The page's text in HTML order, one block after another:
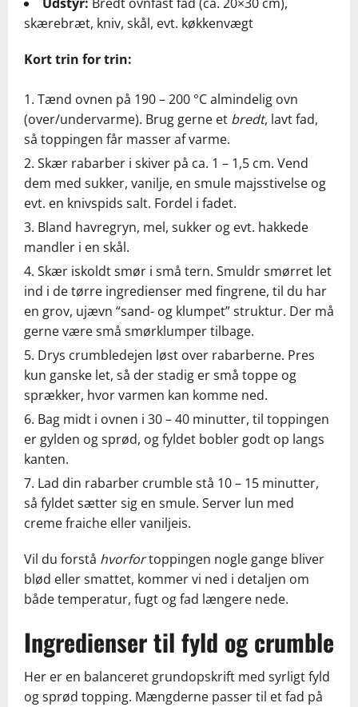
Udstyr: Bredt ovnfast fad (ca. 20×30 cm),
skærebræt, kniv, skål, evt. køkkenvægt
Kort trin for trin:
Tænd ovnen på 190 – 200 °C almindelig ovn
(over/undervarme). Brug gerne et bredt, lavt fad,
så toppingen får masser af varme.
Skær rabarber i skiver på ca. 1 – 1,5 cm. Vend
dem med sukker, vanilje, en smule majsstivelse og
evt. en knivspids salt. Fordel i fadet.
Bland havregryn, mel, sukker og evt. hakkede
mandler i en skål.
Skær iskoldt smør i små tern. Smuldr smørret let
ind i de tørre ingredienser med fingrene, til du har
en grov, ujævn “sand- og klumpet” struktur. Der må
gerne være små smørklumper tilbage.
Drys crumbledejen løst over rabarberne. Pres
kun ganske let, så der stadig er små toppe og
sprækker, hvor varmen kan komme ned.
Bag midt i ovnen i 30 – 40 minutter, til toppingen
er gylden og sprød, og fyldet bobler godt op langs
kanten.
Lad din rabarber crumble stå 10 – 15 minutter,
så fyldet sætter sig en smule. Server lun med
creme fraiche eller vaniljeis.
Vil du forstå hvorfortoppingen nogle gange bliver
blød eller smattet, kommer vi ned i detaljen om
både temperatur, fugt og fad længere nede.
Ingredienser til fyld og crumble
Her er en balanceret grundopskrift med syrligt fyld
og sprød topping. Mængderne passer til et fad på